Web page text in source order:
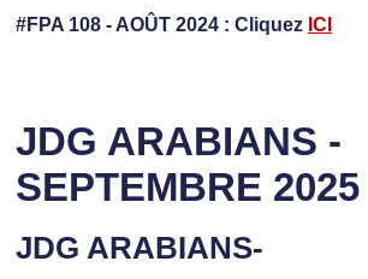
#FPA 108 - AOÛT 2024 : Cliquez ICI
JDG ARABIANS -
SEPTEMBRE 2025
JDG ARABIANS-